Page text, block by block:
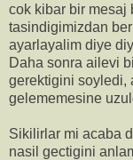
cok kibar bir mesaj
tasindigimizdan
ayarlayalim diye
Daha sonra ailevi
gerektigini soyledi,
gelememesine
Sikilirlar mi acaba
nasil gectigini